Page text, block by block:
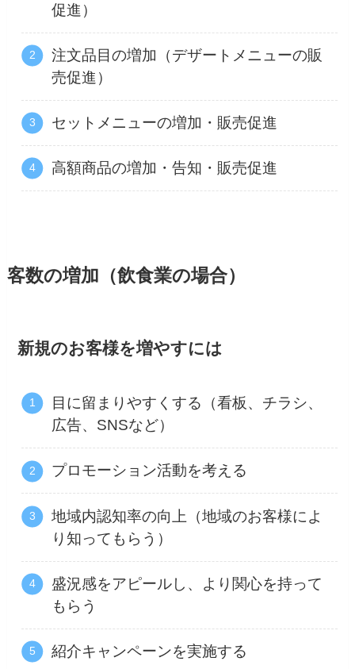
促進）
注文品目の増加（デザートメニューの販
売促進）
セットメニューの増加・販売促進
高額商品の増加・告知・販売促進
客数の増加（飲食業の場合）
新規のお客様を増やすには
目に留まりやすくする（看板、チラシ、
広告、SNSなど）
プロモーション活動を考える
地域内認知率の向上（地域のお客様によ
り知ってもらう）
盛況感をアピールし、より関心を持って
もらう
紹介キャンペーンを実施する